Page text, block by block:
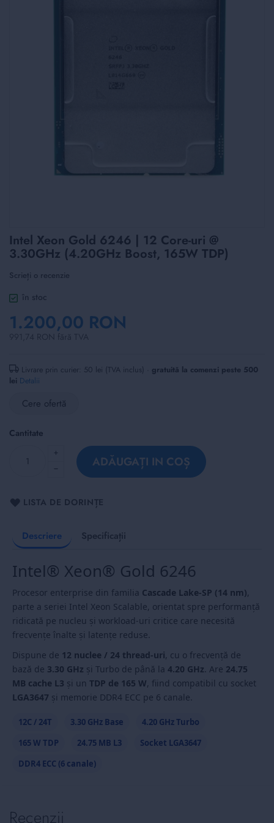
Skip
to
the
beginning
of
the
images
gallery
Intel Xeon Gold 6246 | 12 Core-uri @
3.30GHz (4.20GHz Boost, 165W TDP)
Scrieți o recenzie
în stoc
1.200,00 RON
Livrare prin curier: 50 lei (TVA inclus) · gratuită la comenzi peste 500
lei Detalii
Cere ofertă
Cantitate
ADĂUGAȚI IN COȘ
LISTA DE DORINȚE
Descriere Specificații
Intel® Xeon® Gold 6246
Procesor enterprise din familia Cascade Lake-SP (14 nm),
parte a seriei Intel Xeon Scalable, orientat spre performanță
ridicată pe nucleu și workload-uri critice care necesită
frecvențe înalte și latențe reduse.
Dispune de 12 nuclee / 24 thread-uri, cu o frecvență de
bază de 3.30 GHz și Turbo de până la 4.20 GHz. Are 24.75
MB cache L3 și un TDP de 165 W, fiind compatibil cu socket
LGA3647 și memorie DDR4 ECC pe 6 canale.
12C / 24T 3.30 GHz Base
4.20 GHz Turbo
165 W TDP
24.75 MB L3
Socket LGA3647
DDR4 ECC (6 canale)
Recenzii